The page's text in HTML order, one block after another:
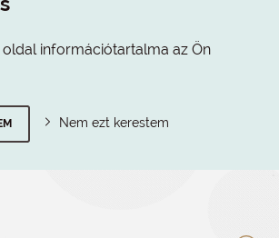
oldal információtartalma az Ön
Nem ezt kerestem